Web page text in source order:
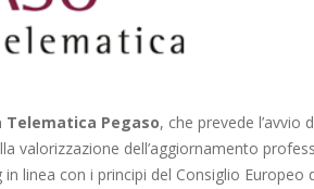
Telematica Pegaso, che prevede l’avvio
valorizzazione dell’aggiornamento
linea con i principi del Consiglio Europeo